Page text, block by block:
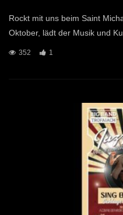
Rockt mit uns beim Saint
Oktober, lädt der Musik und
352 1